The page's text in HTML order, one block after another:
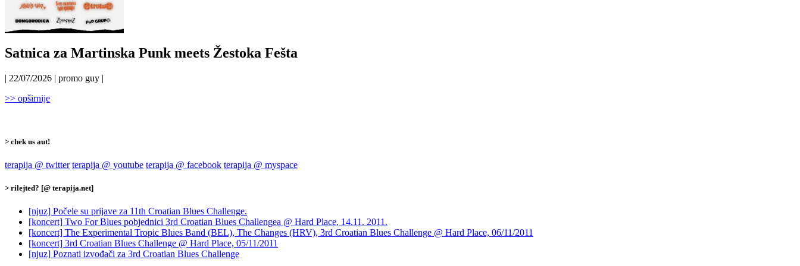
Satnica za Martinska Punk meets Žestoka Fešta
| 22/07/2026 | promo guy |
>> opširnije
> chek us aut!
terapija @ twitter terapija @ youtube terapija @ facebook terapija @ myspace
> rilejted? [@ terapija.net]
[njuz] Počele su prijave za 11th Croatian Blues Challenge.
[koncert] Two For Blues pobjednici 3rd Croatian Blues Challengea @ Hard Place, 14.11. 2011.
[koncert] The Experimental Tropic Blues Band (BEL), The Changes (HRV), 3rd Croatian Blues Challenge @ Hard Place, 06/11/2011
[koncert] 3rd Croatian Blues Challenge @ Hard Place, 05/11/2011
[njuz] Poznati izvođači za 3rd Croatian Blues Challenge